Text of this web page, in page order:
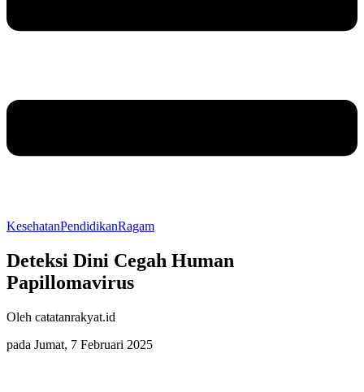
KesehatanPendidikanRagam
Deteksi Dini Cegah Human
Papillomavirus
Oleh catatanrakyat.id
pada Jumat, 7 Februari 2025